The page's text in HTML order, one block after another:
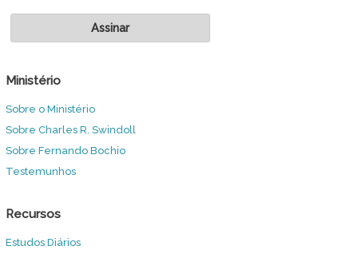
Ministério
Sobre o Ministério
Sobre Charles R. Swindoll
Sobre Fernando Bochio
Testemunhos
Recursos
Estudos Diários